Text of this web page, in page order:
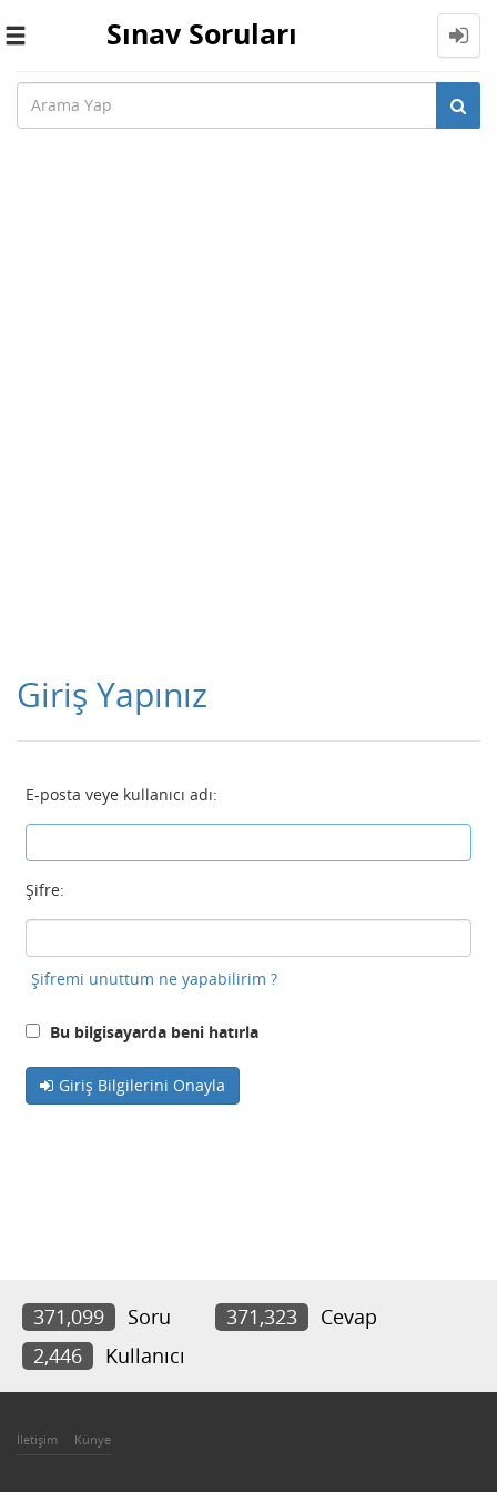
Toggle
Sınav Soruları
Giriş Yapınız
E-posta veye kullanıcı adı:
Şifre:
Şifremi unuttum ne yapabilirim ?
Bu bilgisayarda beni hatırla
Giriş Bilgilerini Onayla
371,099 Soru 371,323
Cevap
2,446
Kullanıcı
İletişim Künye